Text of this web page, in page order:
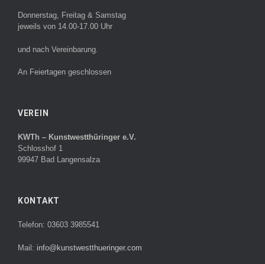
Donnerstag, Freitag & Samstag
jeweils von 14.00-17.00 Uhr
und nach Vereinbarung.
An Feiertagen geschlossen
VEREIN
KWTh – Kunstwestthüringer e.V.
Schlosshof 1
99947 Bad Langensalza
KONTAKT
Telefon: 03603 3985541
Mail: info@kunstwestthueringer.com